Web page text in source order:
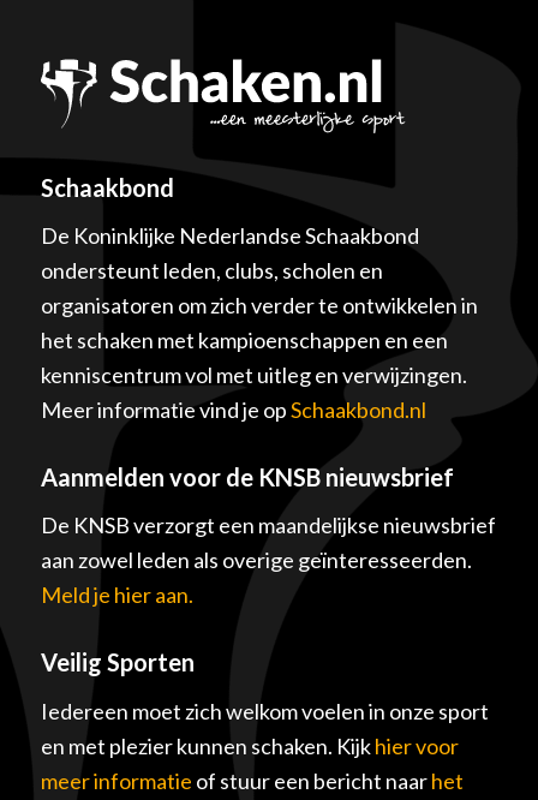
Schaakbond
De Koninklijke Nederlandse Schaakbond
ondersteunt leden, clubs, scholen en
organisatoren om zich verder te ontwikkelen in
het schaken met kampioenschappen en een
kenniscentrum vol met uitleg en verwijzingen.
Meer informatie vind je opSchaakbond.nl
Aanmelden voor de KNSB nieuwsbrief
De KNSB verzorgt een maandelijkse nieuwsbrief
aan zowel leden als overige geïnteresseerden.
Meld je hier aan.
Veilig Sporten
Iedereen moet zich welkom voelen in onze sport
en met plezier kunnen schaken. Kijkhier voor
meer informatie of stuur een bericht naarhet